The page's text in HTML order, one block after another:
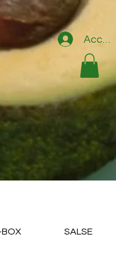
Accedi
BOX SALSE